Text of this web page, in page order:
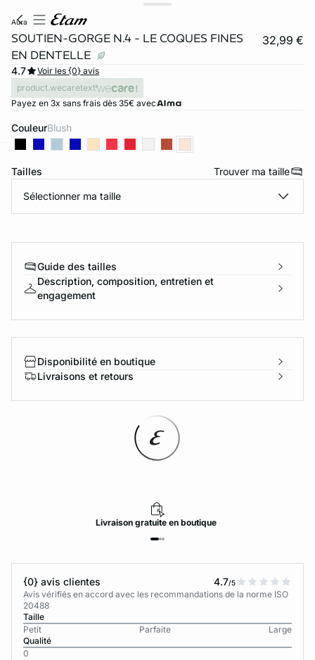
aura
SOUTIEN-GORGE N.4 - LE COQUES FINES
EN DENTELLE
32,99 €
4.7
Voir les {0} avis
product.wecaretext
Payez en 3x sans frais dès 35€ avec
Couleur blush
Tailles Trouver ma taille
Sélectionner ma taille
Guide des tailles
Description, composition, entretien et
engagement
Disponibilité en boutique
Livraisons et retours
Livraisongratuiteen boutique
{0} avis clientes 4.7/5
Avis vérifiés en accord avec les recommandations de la norme ISO
20488
Taille
Petit
Parfaite
Large
Qualité
0